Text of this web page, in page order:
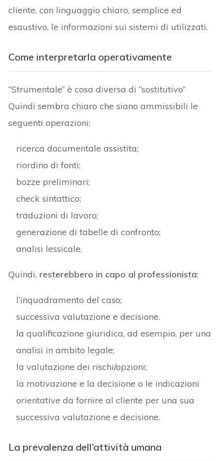
cliente, con linguaggio chiaro, semplice ed
esaustivo, le informazioni sui sistemi di utilizzati.
Come interpretarla operativamente
“Strumentale” è cosa diversa di “sostitutivo”
Quindi sembra chiaro che siano ammissibili le
seguenti operazioni:
ricerca documentale assistita;
riordino di fonti;
bozze preliminari;
check sintattico;
traduzioni di lavoro;
generazione di tabelle di confronto;
analisi lessicale.
Quindi, resterebbero in capo al professionista:
l’inquadramento del caso;
successiva valutazione e decisione.
la qualificazione giuridica, ad esempio, per una
analisi in ambito legale;
la valutazione dei rischi/opzioni;
la motivazione e la decisione o le indicazioni
orientative da fornire al cliente per una sua
successiva valutazione e decisione.
La prevalenza dell’attività umana